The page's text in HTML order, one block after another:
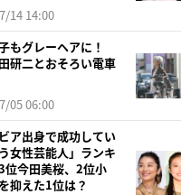
14 14:00
もグレーヘアに！
研二とおそろい電車
05 06:00
ビア出身で成功してい
女性芸能人」ランキ
位今田美桜、2位小
抑えた1位は？